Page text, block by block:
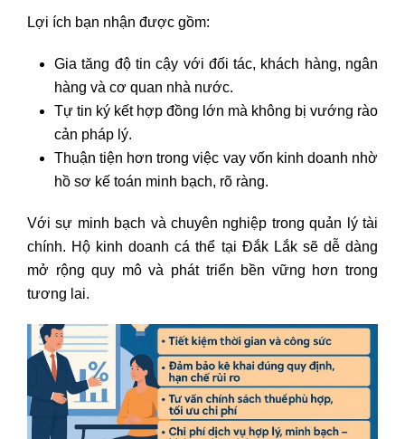
Lợi ích bạn nhận được gồm:
Gia tăng độ tin cậy với đối tác, khách hàng, ngân
hàng và cơ quan nhà nước.
Tự tin ký kết hợp đồng lớn mà không bị vướng rào
cản pháp lý.
Thuận tiện hơn trong việc vay vốn kinh doanh nhờ
hồ sơ kế toán minh bạch, rõ ràng.
Với sự minh bạch và chuyên nghiệp trong quản lý tài
chính. Hộ kinh doanh cá thể tại Đắk Lắk sẽ dễ dàng
mở rộng quy mô và phát triển bền vững hơn trong
tương lai.